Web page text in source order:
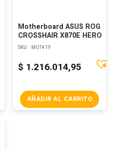
Motherboard ASUS ROG
CROSSHAIR X870E HERO
SKU: MOT419
$ 1.216.014,95
AÑADIR AL CARRITO